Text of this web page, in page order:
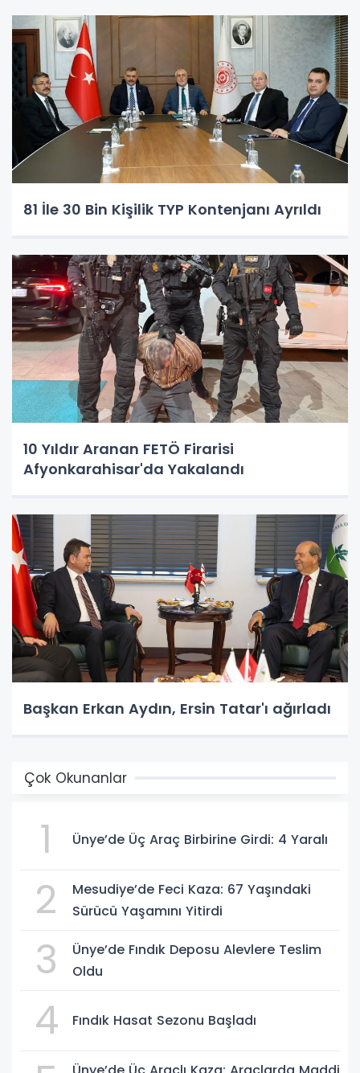
81 İle 30 Bin Kişilik TYP Kontenjanı Ayrıldı
10 Yıldır Aranan FETÖ Firarisi
Afyonkarahisar'da Yakalandı
Başkan Erkan Aydın, Ersin Tatar'ı ağırladı
Çok Okunanlar
1 Ünye’de Üç Araç Birbirine Girdi: 4 Yaralı
2
Mesudiye’de Feci Kaza: 67 Yaşındaki
Sürücü Yaşamını Yitirdi
3
Ünye’de Fındık Deposu Alevlere Teslim
Oldu
4 Fındık Hasat Sezonu Başladı